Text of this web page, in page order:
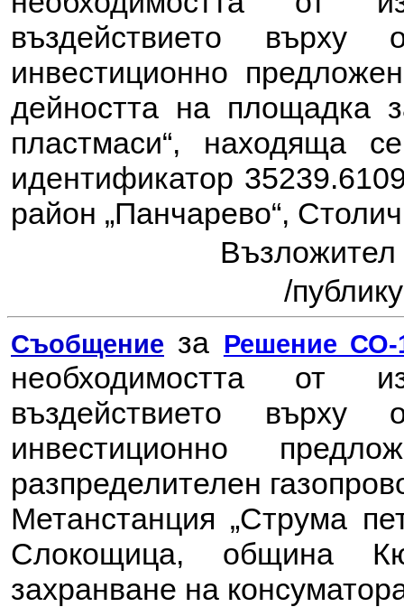
въздействието
инвестиционно
дейността на площадка
пластмаси“, находяща
идентификатор
район „Панчарево“,
Възложител
/
Съобщение за Решение СО-
необходимостта от
въздействието
инвестиционно
разпределителен
Метанстанция „Струма
Слокощица, община
захранване на